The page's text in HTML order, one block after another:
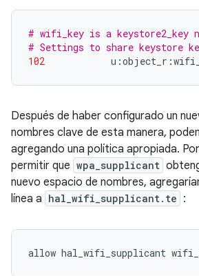
# wifi_key is a keystore2_key
# Settings to share keystore
102 u :object_r :
Después de haber configurado un
nombres clave de esta manera,
agregando una política apropiada.
permitir que wpa_supplicant
nuevo espacio de nombres,
línea a hal_wifi_supplicant.te :
allow hal_wifi_supplicant